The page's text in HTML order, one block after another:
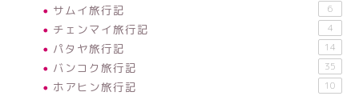
サムイ旅行記 6
チェンマイ旅行記 4
パタヤ旅行記 14
バンコク旅行記 35
ホアヒン旅行記 10